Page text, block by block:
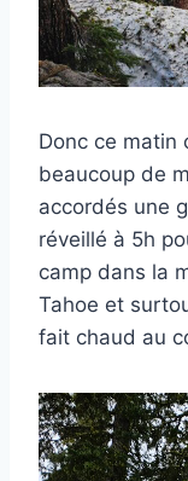
Donc ce matin
beaucoup de
accordés une
réveillé à 5h
camp dans la
Tahoe et
fait chaud au